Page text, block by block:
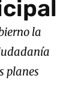
la
planes